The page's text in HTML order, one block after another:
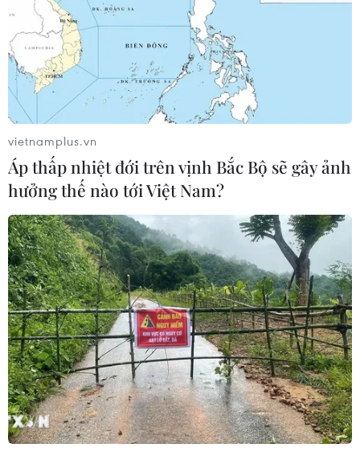
Cà Mau: Phát hiện kịp thời, cách ly 38 đối
tượng nhập cảnh trái phép
23/01/2021 07:47
Ngày 23/1, Ủy ban Nhân dân huyện Trần Văn Thời (Cà
Mau) cho biết lực lượng chức năng huyện này vừa phát
hiện 38 đối tượng nhập cảnh trái phép từ nước ngoài về
địa phương.
vietnamplus.vn
Áp thấp nhiệt đới trên vịnh Bắc Bộ sẽ gây ảnh
hưởng thế nào tới Việt Nam?